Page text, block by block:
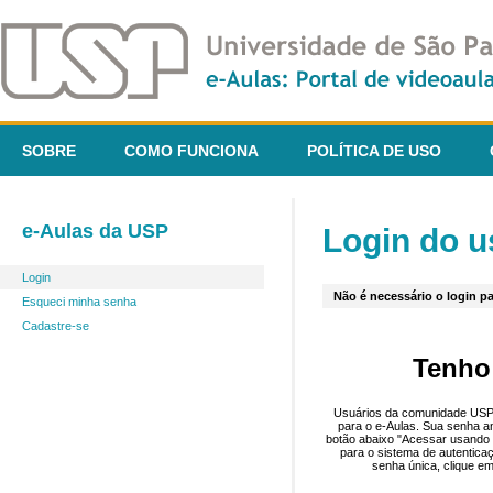
SOBRE COMO FUNCIONA POLÍTICA DE USO
e-Aulas da USP
Login
Esqueci minha senha
Cadastre-se
Login do
Não é necessário o login
Usuários da comunidade
para o e-Aulas. Sua senha
botão abaixo "Acessar
para o sistema de
senha única, clique